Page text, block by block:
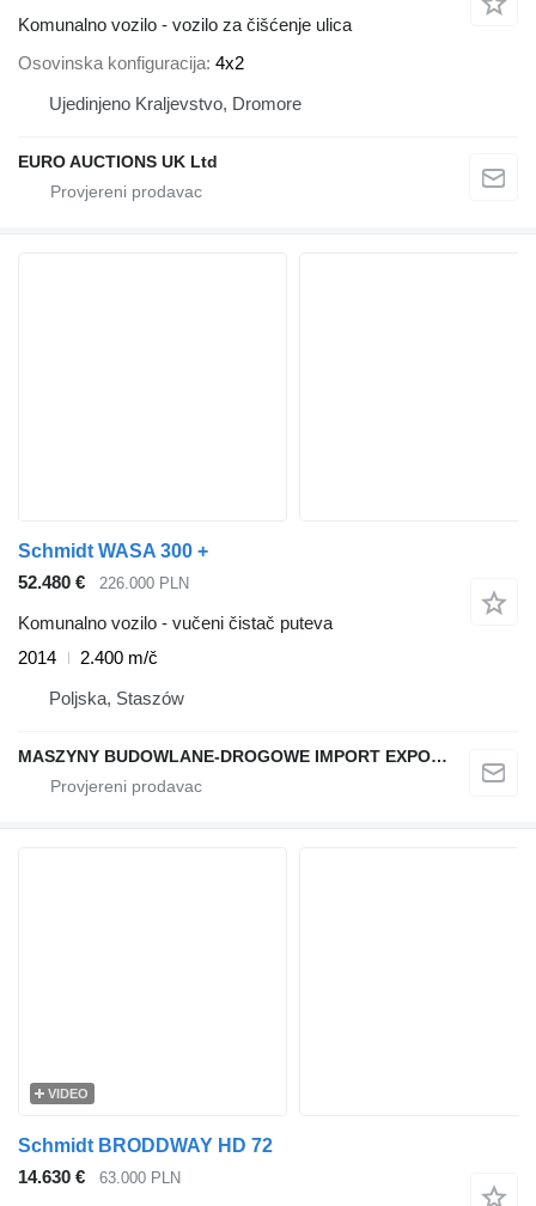
Komunalno vozilo - vozilo za čišćenje ulica
Osovinska konfiguracija 4x2
Ujedinjeno Kraljevstvo, Dromore
EURO AUCTIONS UK Ltd
Schmidt WASA 300 +
52.480 €
226.000 PLN
Komunalno vozilo - vučeni čistač puteva
2014
2.400 m/č
Poljska, Staszów
MASZYNY BUDOWLANE-DROGOWE IMPORT EXPORT
VIDEO
Schmidt BRODDWAY HD 72
14.630 €
63.000 PLN